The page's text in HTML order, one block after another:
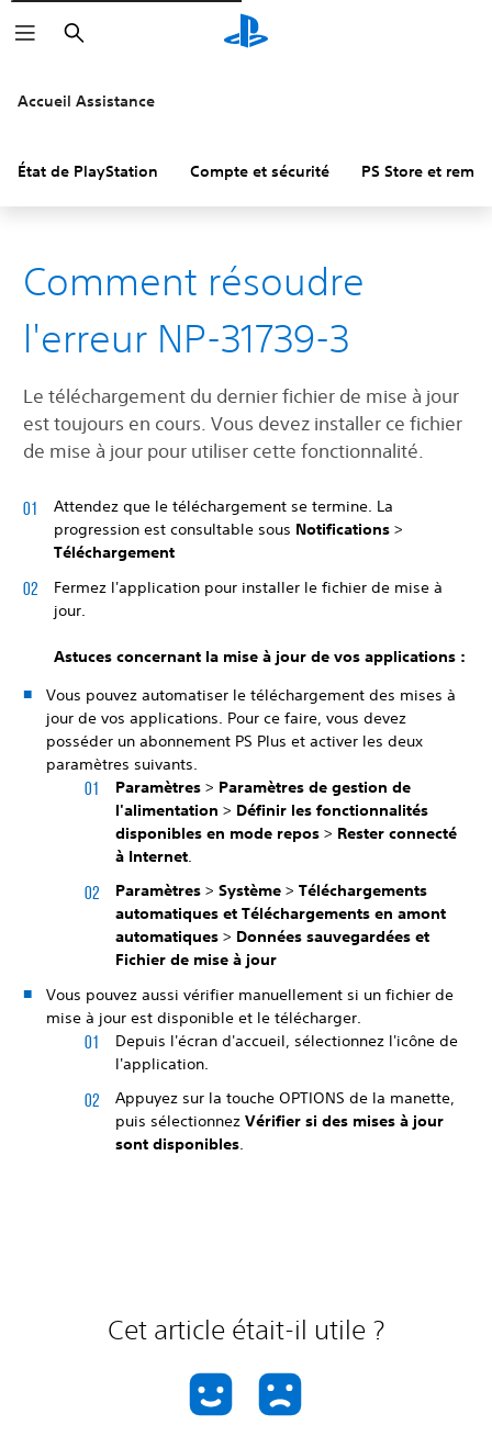
Rechercher
Accueil Assistance
État de PlayStation Compte et sécurité PS Store et
Comment résoudre
l'erreur NP-31739-3
Le téléchargement du dernier fichier de mise à jour
est toujours en cours. Vous devez installer ce fichier
de mise à jour pour utiliser cette fonctionnalité.
Attendez que le téléchargement se termine. La
progression est consultable sous Notifications >
Téléchargement
Fermez l'application pour installer le fichier de mise à
jour.
Astuces concernant la mise à jour de vos applications :
Vous pouvez automatiser le téléchargement des mises à
jour de vos applications. Pour ce faire, vous devez
posséder un abonnement PS Plus et activer les deux
paramètres suivants.
Paramètres > Paramètres de gestion de
l'alimentation > Définir les fonctionnalités
disponibles en mode repos > Rester connecté
à Internet
Paramètres > Système > Téléchargements
automatiques et Téléchargements en amont
automatiques > Données sauvegardées et
Fichier de mise à jour
Vous pouvez aussi vérifier manuellement si un fichier de
mise à jour est disponible et le télécharger.
Depuis l'écran d'accueil, sélectionnez l'icône de
l'application.
Appuyez sur la touche OPTIONS de la manette,
puis sélectionnez Vérifier si des mises à jour
sont disponibles.
Cet article était-il utile ?